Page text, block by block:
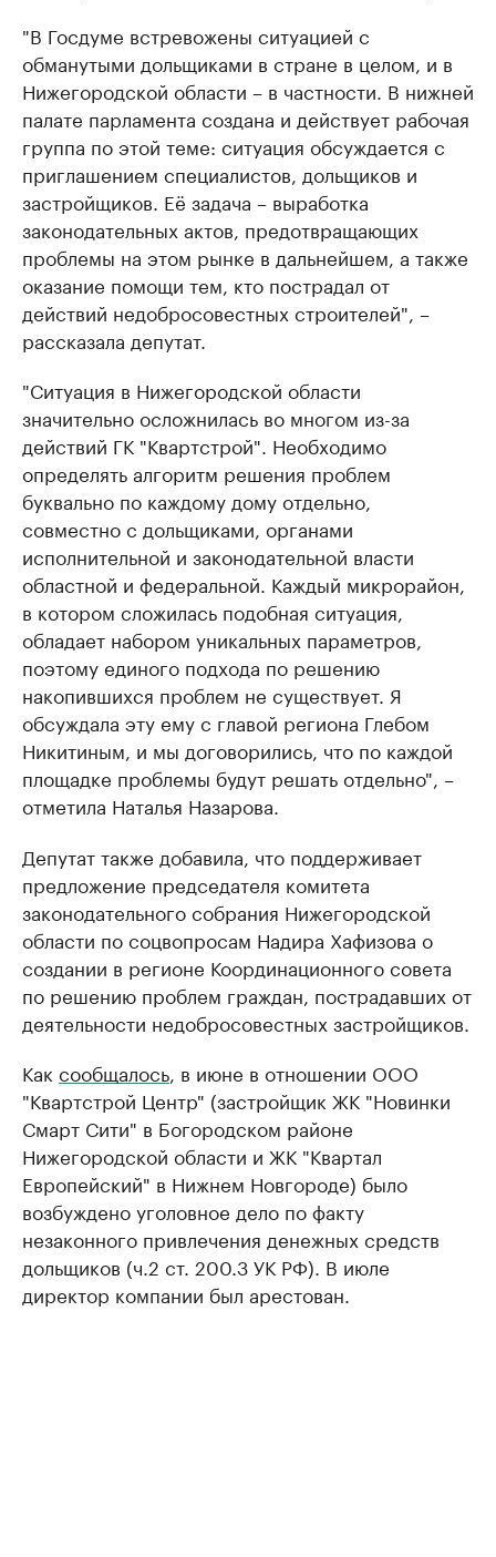
"В Госдуме встревожены ситуацией с
обманутыми дольщиками в стране в целом, и в
Нижегородской области – в частности. В нижней
палате парламента создана и действует рабочая
группа по этой теме: ситуация обсуждается с
приглашением специалистов, дольщиков и
застройщиков. Её задача – выработка
законодательных актов, предотвращающих
проблемы на этом рынке в дальнейшем, а также
оказание помощи тем, кто пострадал от
действий недобросовестных строителей", –
рассказала депутат.
"Ситуация в Нижегородской области
значительно осложнилась во многом из-за
действий ГК "Квартстрой". Необходимо
определять алгоритм решения проблем
буквально по каждому дому отдельно,
совместно с дольщиками, органами
исполнительной и законодательной власти
областной и федеральной. Каждый микрорайон,
в котором сложилась подобная ситуация,
обладает набором уникальных параметров,
поэтому единого подхода по решению
накопившихся проблем не существует. Я
обсуждала эту ему с главой региона Глебом
Никитиным, и мы договорились, что по каждой
площадке проблемы будут решать отдельно", –
отметила Наталья Назарова.
Депутат также добавила, что поддерживает
предложение председателя комитета
законодательного собрания Нижегородской
области по соцвопросам Надира Хафизова о
создании в регионе Координационного совета
по решению проблем граждан, пострадавших от
деятельности недобросовестных застройщиков.
Как сообщалось , в июне в отношении ООО
"Квартстрой Центр" (застройщик ЖК "Новинки
Смарт Сити" в Богородском районе
Нижегородской области и ЖК "Квартал
Европейский" в Нижнем Новгороде) было
возбуждено уголовное дело по факту
незаконного привлечения денежных средств
дольщиков (ч.2 ст. 200.3 УК РФ). В июле
директор компании был арестован.